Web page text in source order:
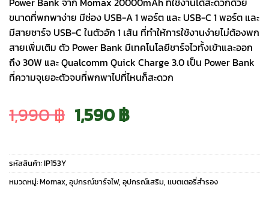
ขนาดที่พกพาง่าย มีช่อง USB-A 1 พอร์ต และ USB-C 1 พอร์ต และ
มีสายชาร์จ USB-C ในตัวอัก 1 เส้น ที่ทำให้การใช้งานง่ายไม่ต้องพก
สายเพิ่มเติม ตัว Power Bank มีเทคโนโลยีชาร์จไวทั้งเข้าและออก
ถึง 30W และ Qualcomm Quick Charge 3.0 เป็น Power Bank
ที่ความจุเยอะตัวจบที่พกพาไปที่ไหนก็สะดวก
1,990฿ Original
price
was:
1,590฿Current
price
is:
รหัสสินค้า:IP153Y
หมวดหมู่:Momax, อุปกรณ์ชาร์จไฟ, อุปกรณ์เสริม, แบตเตอรี่สำรอง